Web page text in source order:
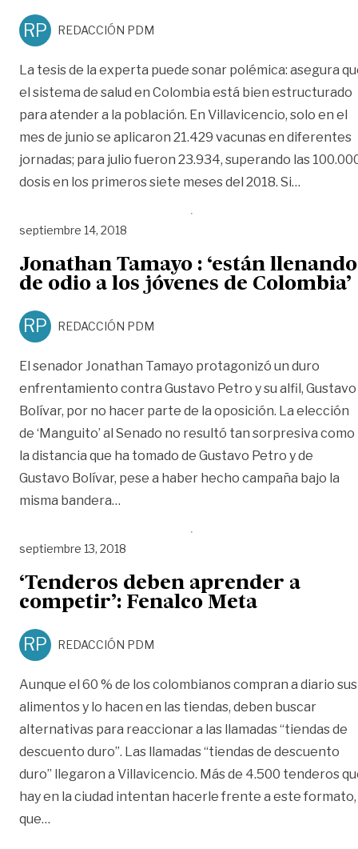
RP REDACCIÓN PDM
La tesis de la experta puede sonar polémica: asegura
el sistema de salud en Colombia está bien estructurado
para atender a la población. En Villavicencio, solo en el
mes de junio se aplicaron 21.429 vacunas en diferentes
jornadas; para julio fueron 23.934, superando las
dosis en los primeros siete meses del 2018. Si…
septiembre 14, 2018
Jonathan Tamayo : ‘están llenando
de odio a los jóvenes de Colombia’
RP REDACCIÓN PDM
El senador Jonathan Tamayo protagonizó un duro
enfrentamiento contra Gustavo Petro y su alfil, Gustavo
Bolívar, por no hacer parte de la oposición. La elección
de ‘Manguito’ al Senado no resultó tan sorpresiva como
la distancia que ha tomado de Gustavo Petro y de
Gustavo Bolívar, pese a haber hecho campaña bajo la
misma bandera…
septiembre 13, 2018
‘Tenderos deben aprender a
competir’: Fenalco Meta
RP REDACCIÓN PDM
Aunque el 60 % de los colombianos compran a diario sus
alimentos y lo hacen en las tiendas, deben buscar
alternativas para reaccionar a las llamadas “tiendas de
descuento duro”. Las llamadas “tiendas de descuento
duro” llegaron a Villavicencio. Más de 4.500 tenderos
hay en la ciudad intentan hacerle frente a este formato,
que…